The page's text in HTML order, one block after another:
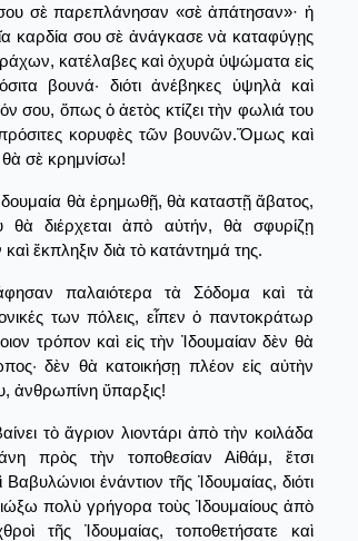
σου σὲ παρεπλάνησαν «σὲ ἀπάτησαν»· ἡ
καρδία σου σὲ ἀνάγκασε νὰ καταφύγῃς
κατέλαβες καὶ ὀχυρὰ ὑψώματα εἰς
βουνά· διότι ἀνέβηκες ὑψηλὰ καὶ
σου, ὅπως ὁ ἀετὸς κτίζει τὴν φωλιά του
κορυφὲς τῶν βουνῶν.Ὅμως καὶ
σὲ κρημνίσω!
θὰ ἐρημωθῇ, θὰ καταστῇ ἄβατος,
θὰ διέρχεται ἀπὸ αὐτήν, θὰ σφυρίζῃ
ἔκπληξιν διὰ τὸ κατάντημά της.
παλαιότερα τὰ Σόδομα καὶ τὰ
των πόλεις, εἶπεν ὁ παντοκράτωρ
τρόπον καὶ εἰς τὴν Ἰδουμαίαν δὲν θὰ
δὲν θὰ κατοικήσῃ πλέον εἰς αὐτὴν
ἀνθρωπίνη ὕπαρξις!
τὸ ἄγριον λιοντάρι ἀπὸ τὴν κοιλάδα
πρὸς τὴν τοποθεσίαν Αἰθάμ, ἔτσι
Βαβυλώνιοι ἐνάντιον τῆς Ἰδουμαίας, διότι
πολὺ γρήγορα τοὺς Ἰδουμαίους ἀπὸ
τῆς Ἰδουμαίας, τοποθετήσατε καὶ